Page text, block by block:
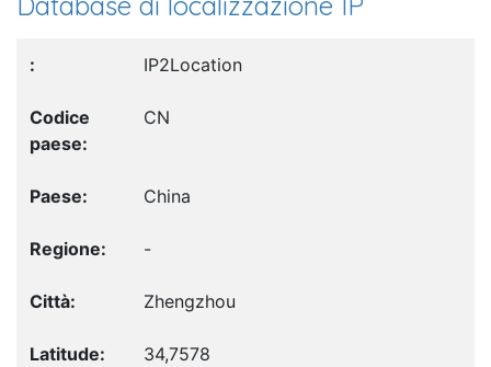
IP2Location
CN
China
-
Zhengzhou
34,7578